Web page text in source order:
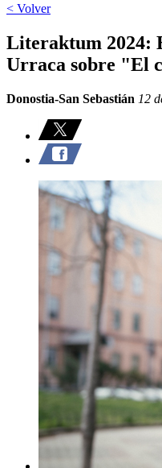
< Volver
Literaktum 2024:
Urraca sobre "El
Donostia-San Sebastián 12